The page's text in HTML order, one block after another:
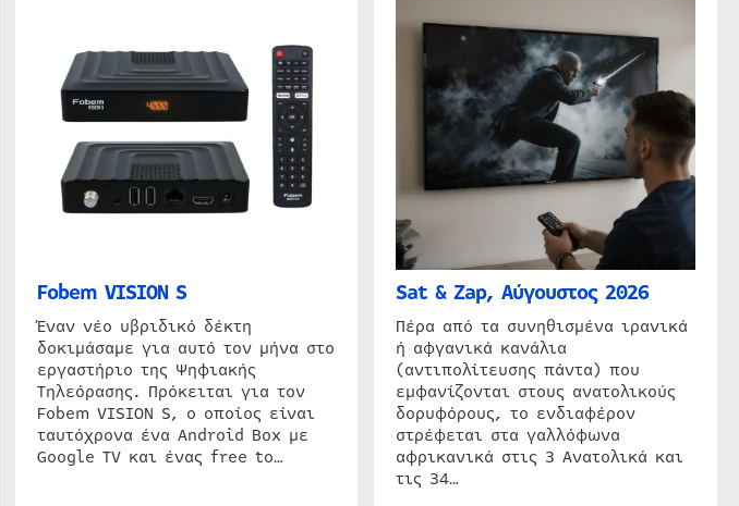
Fobem VISION S
Έναν νέο υβριδικό δέκτη
δοκιμάσαμε για αυτό τον μήνα στο
εργαστήριο της Ψηφιακής
Τηλεόρασης. Πρόκειται για τον
Fobem VISION S, ο οποίος είναι
ταυτόχρονα ένα Android Box με
Google TV και ένας free to…
Sat & Zap, Αύγουστος 2026
Πέρα από τα συνηθισμένα ιρανικά
ή αφγανικά κανάλια
(αντιπολίτευσης πάντα) που
εμφανίζονται στους ανατολικούς
δορυφόρους, το ενδιαφέρον
στρέφεται στα γαλλόφωνα
αφρικανικά στις 3 Ανατολικά και
τις 34…